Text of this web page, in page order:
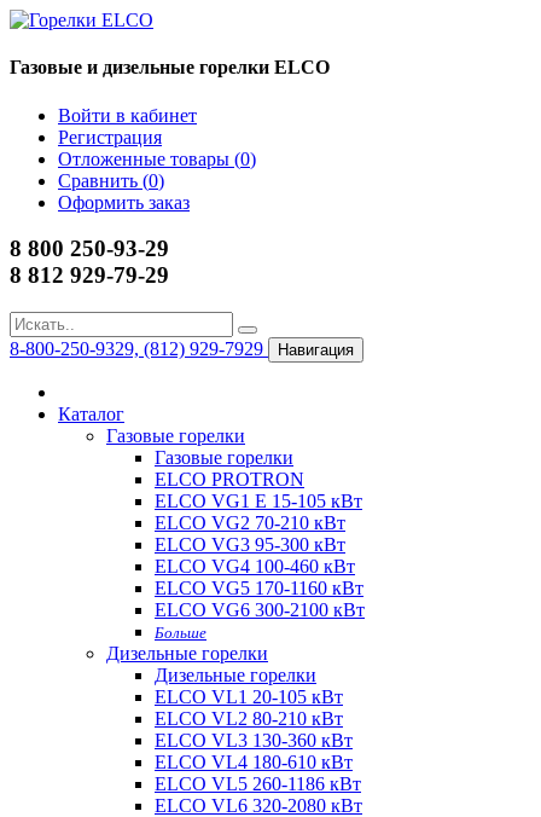
Газовые и дизельные горелки ELCO
Войти в кабинет
Регистрация
Отложенные товары (0)
Сравнить (0)
Оформить заказ
8 800 250-93-29
8 812 929-79-29
8-800-250-9329, (812) 929-7929 Навигация
Каталог
Газовые горелки
Газовые горелки
ELCO PROTRON
ELCO VG1 E 15-105 кВт
ELCO VG2 70-210 кВт
ELCO VG3 95-300 кВт
ELCO VG4 100-460 кВт
ELCO VG5 170-1160 кВт
ELCO VG6 300-2100 кВт
Больше
Дизельные горелки
Дизельные горелки
ELCO VL1 20-105 кВт
ELCO VL2 80-210 кВт
ELCO VL3 130-360 кВт
ELCO VL4 180-610 кВт
ELCO VL5 260-1186 кВт
ELCO VL6 320-2080 кВт